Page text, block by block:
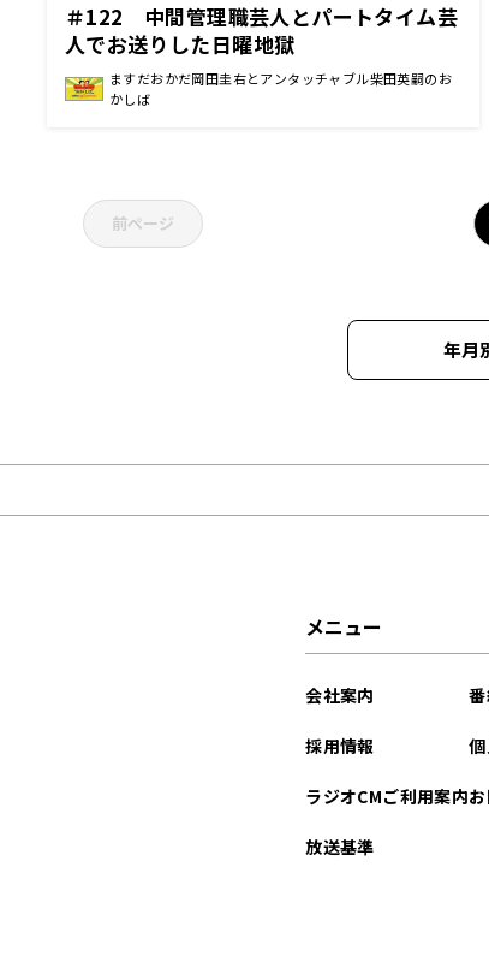
＃122 中間管理職芸人とパートタイム芸
人でお送りした日曜地獄
ますだおかだ岡田圭右とアンタッチャブル柴田英嗣のお
かしば
前ページ
年月
2025年12月
2025年11月
メニュー
会社案内
採用情報
ラジオCMご利用案内
放送基準